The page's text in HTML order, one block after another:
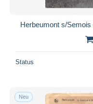
Herbeumont s/
Status
Neu